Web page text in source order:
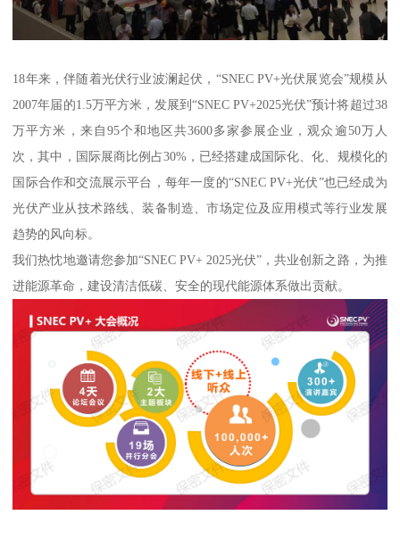
18年来，伴随着光伏行业波澜起伏，“SNEC PV+光伏展览会”规模从
2007年届的1.5万平方米，发展到“SNEC PV+2025光伏”预计将超过38
万平方米，来自95个和地区共3600多家参展企业，观众逾50万人
次，其中，国际展商比例占30%，已经搭建成国际化、化、规模化的
国际合作和交流展示平台，每年一度的“SNEC PV+光伏”也已经成为
光伏产业从技术路线、装备制造、市场定位及应用模式等行业发展
趋势的风向标。
我们热忱地邀请您参加“SNEC PV+ 2025光伏”，共业创新之路，为推
进能源革命，建设清洁低碳、安全的现代能源体系做出贡献。